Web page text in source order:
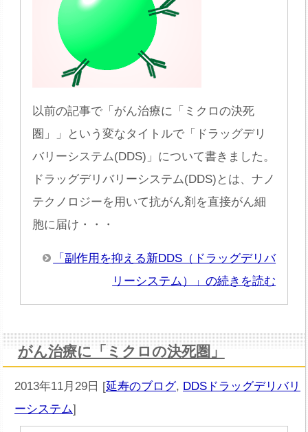
以前の記事で「がん治療に「ミクロの決死
圏」」という変なタイトルで「ドラッグデリ
バリーシステム(DDS)」について書きました。
ドラッグデリバリーシステム(DDS)とは、ナノ
テクノロジーを用いて抗がん剤を直接がん細
胞に届け・・・
「副作用を抑える新DDS（ドラッグデリバ
リーシステム）」の続きを読む
がん治療に「ミクロの決死圏」
2013年11月29日 [延寿のブログ, DDSドラッグデリバリ
ーシステム]